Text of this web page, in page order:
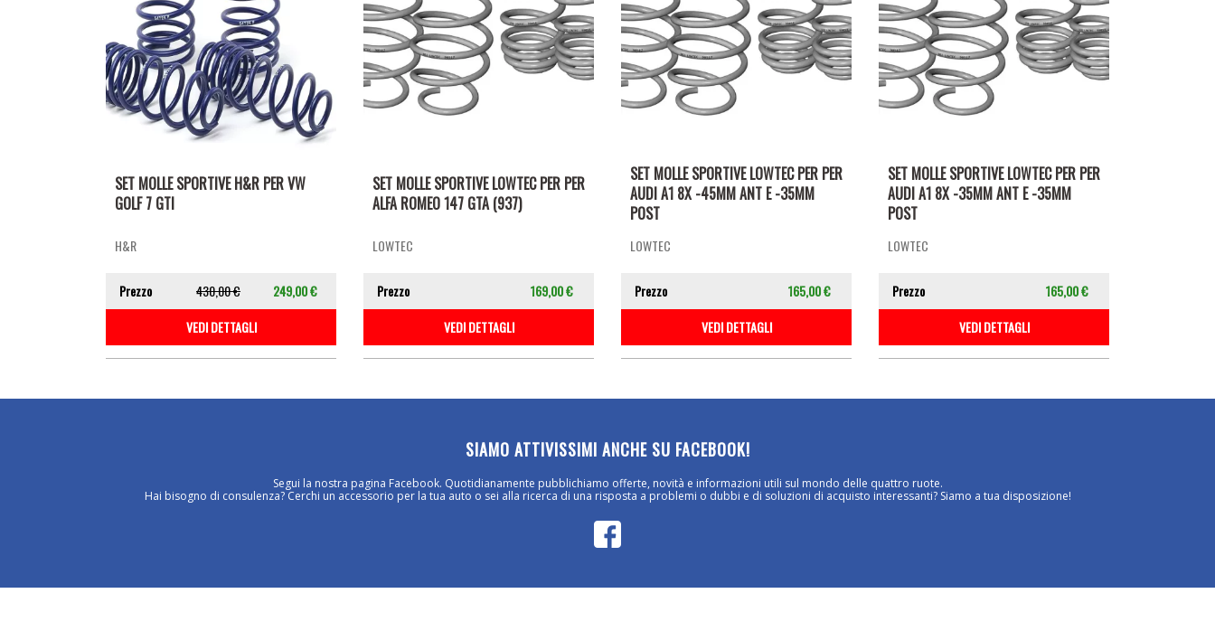
SET MOLLE SPORTIVE H&R PER VW
GOLF 7 GTI
H&R
Prezzo 430,00 €
249,00 €
VEDI DETTAGLI
SET MOLLE SPORTIVE LOWTEC PER PER
ALFA ROMEO 147 GTA (937)
LOWTEC
Prezzo
169,00 €
VEDI DETTAGLI
SET MOLLE SPORTIVE LOWTEC PER PER
AUDI A1 8X -45MM ANT E -35MM
POST
LOWTEC
Prezzo
165,00 €
VEDI DETTAGLI
SET MOLLE SPORTIVE LOWTEC PER PER
AUDI A1 8X -35MM ANT E -35MM
POST
LOWTEC
Prezzo
165,00 €
VEDI DETTAGLI
SIAMO ATTIVISSIMI ANCHE SU FACEBOOK!
Segui la nostra pagina Facebook. Quotidianamente pubblichiamo offerte, novità e informazioni utili sul mondo delle quattro ruote.
Hai bisogno di consulenza? Cerchi un accessorio per la tua auto o sei alla ricerca di una risposta a problemi o dubbi e di soluzioni di acquisto interessanti? Siamo a tua disposizione!